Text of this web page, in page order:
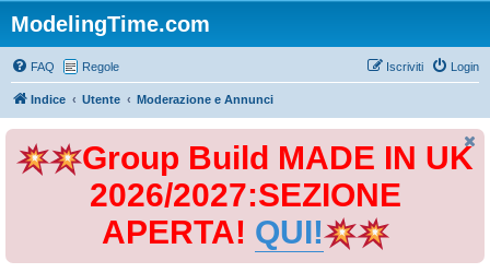
ModelingTime.com
FAQ Regole Login
Iscriviti
Indice Utente Moderazione e Annunci
Group Build MADE IN UK
2026/2027:SEZIONE
APERTA! QUI!